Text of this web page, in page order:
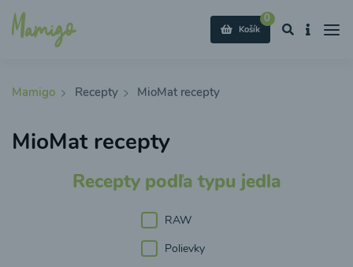
0
Košík
Mamigo Recepty MioMat recepty
MioMat recepty
Recepty podľa typu jedla
RAW
Polievky